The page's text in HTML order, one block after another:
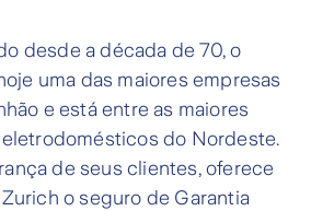
desde a década de 70, o
uma das maiores empresas
e está entre as maiores
do Nordeste.
de seus clientes, oferece
o seguro de Garantia